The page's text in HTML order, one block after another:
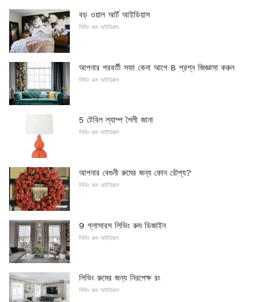
বড় ওয়াল আর্ট আইডিয়াস
লিভিং রুম আইডিয়াস
আপনার পরবর্তী সফা কেনা আগে 8 প্রশ্ন জিজ্ঞাসা করুন
লিভিং রুম আইডিয়াস
5 টেবিল ল্যাম্প শৈলী জানা
লিভিং রুম আইডিয়াস
আপনার বেগুনী রুমের জন্য কোন রৌপ্য?
লিভিং রুম আইডিয়াস
9 গ্লাসারস লিভিং রুম ডিজাইন
লিভিং রুম আইডিয়াস
লিভিং রুমের জন্য নিরপেক্ষ রং
লিভিং রুম আইডিয়াস